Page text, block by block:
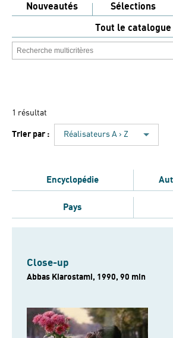
Nouveautés Sélections
Tout le catalogue
1 résultat
Trier par : Réalisateurs A › Z
Encyclopédie
Pays
Close-up
Abbas Kiarostami, 1990, 90 min